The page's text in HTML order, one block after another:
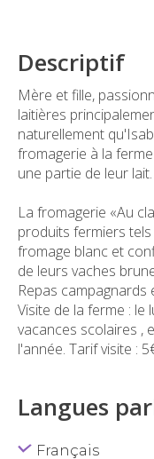
Descriptif
Mère et fille,
laitières
naturellement
fromagerie à la
une partie de leur lait.
La fromagerie «Au
produits fermiers
fromage blanc et
de leurs vaches
Repas campagnards
Visite de la ferme : le
vacances scolaires ,
l'année. Tarif visite :
Langues
Français